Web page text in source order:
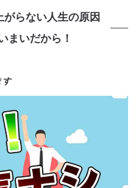
らない人生の原因
まいだから！
す